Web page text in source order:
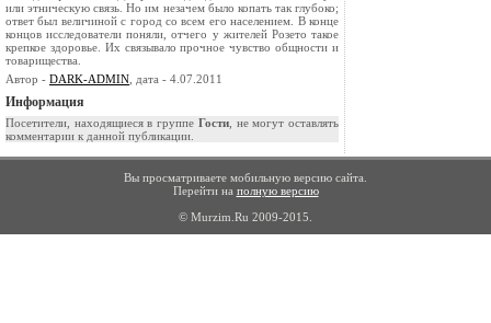
или этническую связь. Но им незачем было копать так глубоко;
ответ был величиной с город со всем его населением. В конце
концов исследователи поняли, отчего у жителей Розето такое
крепкое здоровье. Их связывало прочное чувство общности и
товарищества.
Автор - DARK-ADMIN , дата - 4.07.2011
Информация
Посетители, находящиеся в группе Гости, не могут оставлять
комментарии к данной публикации.
Вы просматриваете мобильную версию сайта.
Перейти на полную версию
© Murzim.Ru 2009-2015.